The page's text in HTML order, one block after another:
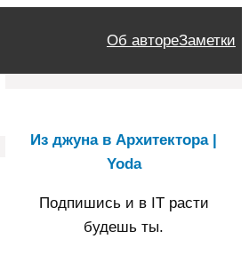
Об автореЗаметки
Из джуна в Архитектора |
Yoda
Подпишись и в IT расти
будешь ты.